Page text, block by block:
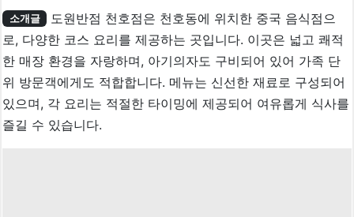
소개글
도원반점 천호점은 천호동에 위치한 중국 음식점으
로, 다양한 코스 요리를 제공하는 곳입니다. 이곳은 넓고 쾌적
한 매장 환경을 자랑하며, 아기의자도 구비되어 있어 가족 단
위 방문객에게도 적합합니다. 메뉴는 신선한 재료로 구성되어
있으며, 각 요리는 적절한 타이밍에 제공되어 여유롭게 식사를
즐길 수 있습니다.